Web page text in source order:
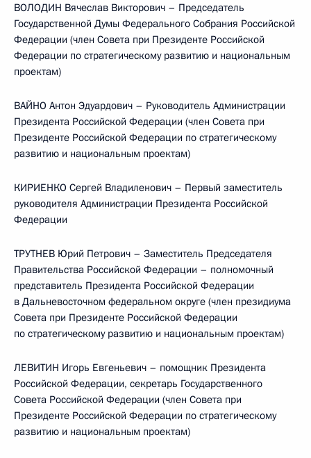
ВОЛОДИН Вячеслав Викторович – Председатель
Государственной Думы Федерального Собрания Российской
Федерации (член Совета при Президенте Российской
Федерации по стратегическому развитию и национальным
проектам)
ВАЙНО Антон Эдуардович – Руководитель Администрации
Президента Российской Федерации (член Совета при
Президенте Российской Федерации по стратегическому
развитию и национальным проектам)
КИРИЕНКО Сергей Владиленович – Первый заместитель
руководителя Администрации Президента Российской
Федерации
ТРУТНЕВ Юрий Петрович – Заместитель Председателя
Правительства Российской Федерации – полномочный
представитель Президента Российской Федерации
в Дальневосточном федеральном округе (член президиума
Совета при Президенте Российской Федерации
по стратегическому развитию и национальным проектам)
ЛЕВИТИН Игорь Евгеньевич – помощник Президента
Российской Федерации, секретарь Государственного
Совета Российской Федерации (член Совета при
Президенте Российской Федерации по стратегическому
развитию и национальным проектам)